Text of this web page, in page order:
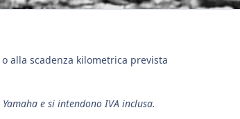
alla scadenza kilometrica prevista
e si intendono IVA inclusa.